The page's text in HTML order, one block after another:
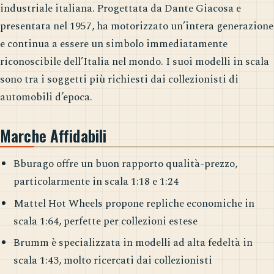
industriale italiana. Progettata da Dante Giacosa e
presentata nel 1957, ha motorizzato un’intera generazione
e continua a essere un simbolo immediatamente
riconoscibile dell’Italia nel mondo. I suoi modelli in scala
sono tra i soggetti più richiesti dai collezionisti di
automobili d’epoca.
Marche Affidabili
Bburago offre un buon rapporto qualità-prezzo,
particolarmente in scala 1:18 e 1:24
Mattel Hot Wheels propone repliche economiche in
scala 1:64, perfette per collezioni estese
Brumm è specializzata in modelli ad alta fedeltà in
scala 1:43, molto ricercati dai collezionisti